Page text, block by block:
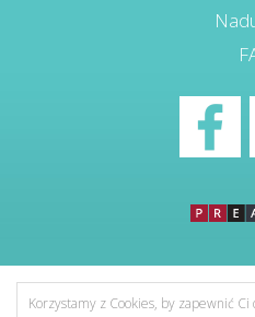
Korzystamy z Cookies, by zapewnić